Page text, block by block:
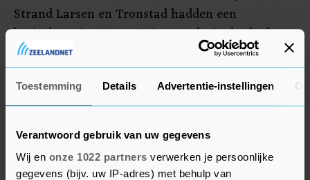
Toestemming Details Advertentie-instellingen
Verantwoord gebruik van uw gegevens
Wij en onze 1022 partners verwerken je persoonlijke
gegevens (bijv. uw IP-adres) met behulp van
Strand Larsen en Tronstad hadden een
basisplaats in Wenen. Evjen mocht in de slotfase
nog even meedoen.
Ghayas Zahid opende na ruim een uur de score
voor Noorwegen. Diep in de extra tijd voorkwam
Adrian Grbic namens Oostenrijk een pijnlijke